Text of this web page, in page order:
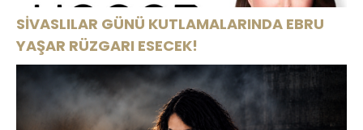
SİVASLILAR GÜNÜ KUTLAMALARINDA EBRU
YAŞAR RÜZGARI ESECEK!